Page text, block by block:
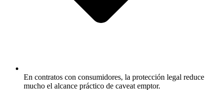
En contratos con consumidores, la protección legal reduce
mucho el alcance práctico de caveat emptor.